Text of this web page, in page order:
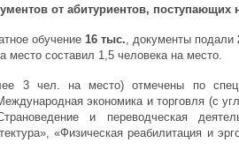
от абитуриентов, поступающих
обучение 16 тыс. , документы подали
место составил 1,5 человека на место.
3 чел. на место) отмечены по
экономика и торговля (с
и переводческая
«Физическая реабилитация и